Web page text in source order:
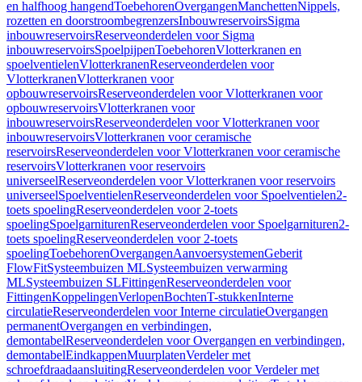
en halfhoog hangendToebehorenOvergangenManchettenNippels,
rozetten en doorstroombegrenzersInbouwreservoirsSigma
inbouwreservoirsReserveonderdelen voor Sigma
inbouwreservoirsSpoelpijpenToebehorenVlotterkranen en
spoelventielenVlotterkranenReserveonderdelen voor
VlotterkranenVlotterkranen voor
opbouwreservoirsReserveonderdelen voor Vlotterkranen voor
opbouwreservoirsVlotterkranen voor
inbouwreservoirsReserveonderdelen voor Vlotterkranen voor
inbouwreservoirsVlotterkranen voor ceramische
reservoirsReserveonderdelen voor Vlotterkranen voor ceramische
reservoirsVlotterkranen voor reservoirs
universeelReserveonderdelen voor Vlotterkranen voor reservoirs
universeelSpoelventielenReserveonderdelen voor Spoelventielen2-
toets spoelingReserveonderdelen voor 2-toets
spoelingSpoelgarniturenReserveonderdelen voor Spoelgarnituren2-
toets spoelingReserveonderdelen voor 2-toets
spoelingToebehorenOvergangenAanvoersystemenGeberit
FlowFitSysteembuizen MLSysteembuizen verwarming
MLSysteembuizen SLFittingenReserveonderdelen voor
FittingenKoppelingenVerlopenBochtenT-stukkenInterne
circulatieReserveonderdelen voor Interne circulatieOvergangen
permanentOvergangen en verbindingen,
demontabelReserveonderdelen voor Overgangen en verbindingen,
demontabelEindkappenMuurplatenVerdeler met
schroefdraadaansluitingReserveonderdelen voor Verdeler met